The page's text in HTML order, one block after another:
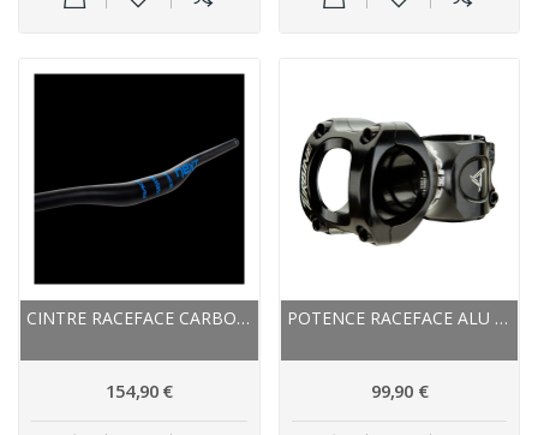
CINTRE RACEFACE CARBON VTT RELEVÉ NEXT 35 NOIR...
154,90 €
POTENCE RACEFACE ALU ROUTE VTT TURBINE 35 NOIR...
99,90 €